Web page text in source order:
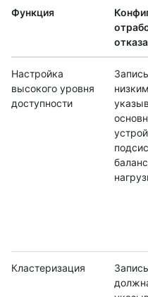
Функция
отказа
Настройка
высокого уровня
доступности
Кластеризация